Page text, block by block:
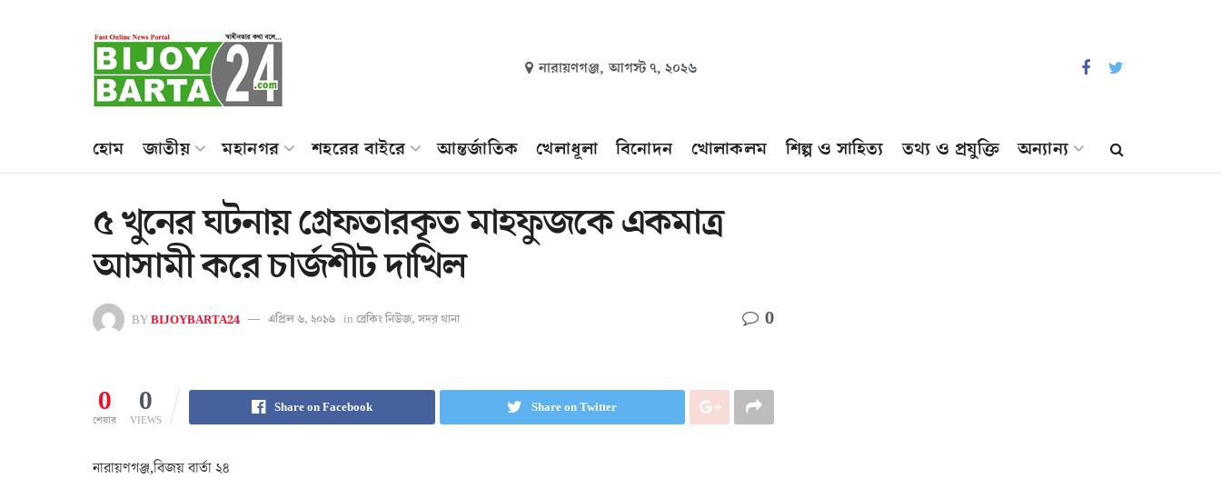
নারায়ণগঞ্জ, আগস্ট ৭, ২০২৬
হোম জাতীয় মহানগর শহরের বাইরে আন্তর্জাতিক খেলাধূলা বিনোদন খোলাকলম শিল্প ও সাহিত্য তথ্য ও প্রযুক্তি অন্যান্য
৫ খুনের ঘটনায় গ্রেফতারকৃত মাহফুজকে একমাত্র
আসামী করে চার্জশীট দাখিল
BYBIJOYBARTA24 এপ্রিল ৬, ২০১৬ in ব্রেকিং নিউজ, সদর থানা 0
0
শেয়ার
0
VIEWS
Share on Facebook Share on Twitter
নারায়ণগঞ্জ,বিজয় বার্তা ২৪